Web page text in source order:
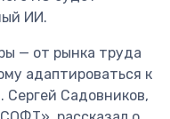
ИИ.
— от рынка труда
адаптироваться к
Сергей Садовников,